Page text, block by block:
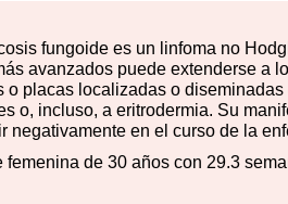
fungoide es un linfoma no
avanzados puede extenderse a
o placas localizadas o
o, incluso, a eritrodermia. Su
negativamente en el curso de la
femenina de 30 años con 29.3